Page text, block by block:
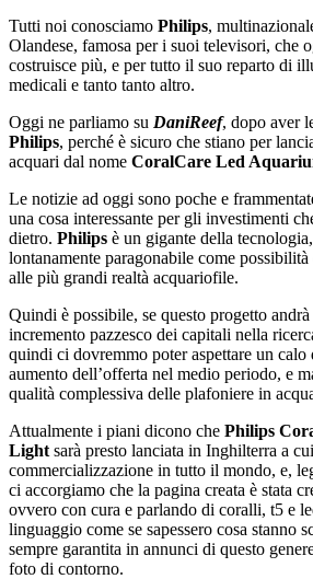
Tutti noi conosciamo Philips,
Olandese, famosa per i suoi televisori, che
costruisce più, e per tutto il suo reparto di
medicali e tanto tanto altro.
Oggi ne parliamo su DaniReef, dopo aver
Philips, perché è sicuro che stiano per
acquari dal nome CoralCare Led
Le notizie ad oggi sono poche e
una cosa interessante per gli investimenti
dietro. Philips è un gigante della
lontanamente paragonabile come
alle più grandi realtà acquariofile.
Quindi è possibile, se questo progetto
incremento pazzesco dei capitali nella
quindi ci dovremmo poter aspettare un calo
aumento dell’offerta nel medio periodo, e
qualità complessiva delle plafoniere in
Attualmente i piani dicono che Philips
Light sarà presto lanciata in Inghilterra a
commercializzazione in tutto il mondo, e,
ci accorgiamo che la pagina creata è stata
ovvero con cura e parlando di coralli, t5 e
linguaggio come se sapessero cosa stanno
sempre garantita in annunci di questo
foto di contorno.